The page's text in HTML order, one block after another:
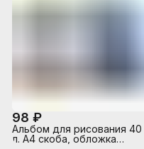
98 ₽
Альбом для рисования 40
л. А4 скоба, обложка